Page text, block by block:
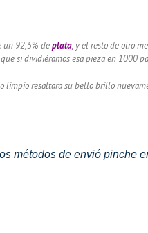
un 92,5% deplata, y el resto de otro
si dividiéramos esa pieza en 1000
limpio resaltara su bello brillo
métodos de envió pinche